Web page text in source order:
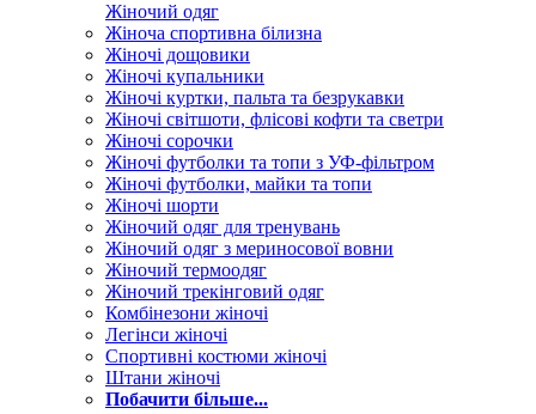
Жіночий одяг
Жіноча спортивна білизна
Жіночі дощовики
Жіночі купальники
Жіночі куртки, пальта та безрукавки
Жіночі світшоти, флісові кофти та светри
Жіночі сорочки
Жіночі футболки та топи з УФ-фільтром
Жіночі футболки, майки та топи
Жіночі шорти
Жіночий одяг для тренувань
Жіночий одяг з мериносової вовни
Жіночий термоодяг
Жіночий трекінговий одяг
Комбінезони жіночі
Легінси жіночі
Спортивні костюми жіночі
Штани жіночі
Побачити більше...